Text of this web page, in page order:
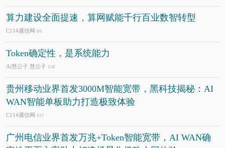
算力建设全面提速，算网赋能千行百业数智转型
C114通信网 6/5
Token确定性，是系统能力
Ai慧公子 慧公子 5/18
贵州移动业界首发3000M智能宽带，黑科技揭秘：AI
WAN智能单板助力打造极致体验
C114通信网 5/17
广州电信业界首发万兆+Token智能宽带，AI WAN确